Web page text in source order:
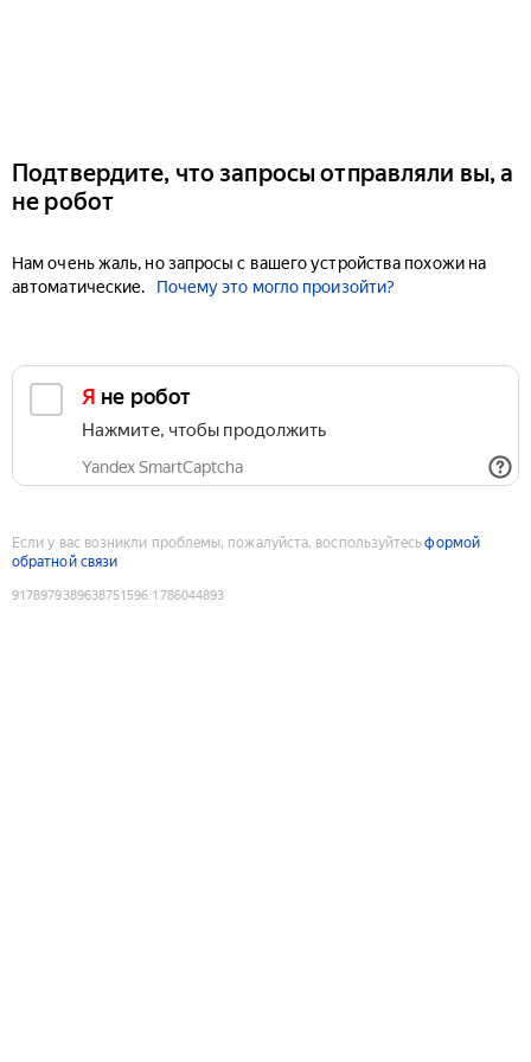
Подтвердите, что запросы отправляли вы, а
не робот
Нам очень жаль, но запросы с вашего устройства похожи на
автоматические.
Почему это могло произойти?
Я не робот
Нажмите, чтобы продолжить
Yandex SmartCaptcha
Если у вас возникли проблемы, пожалуйста, воспользуйтесьформой
обратной связи
9178979389638751596:1786044893